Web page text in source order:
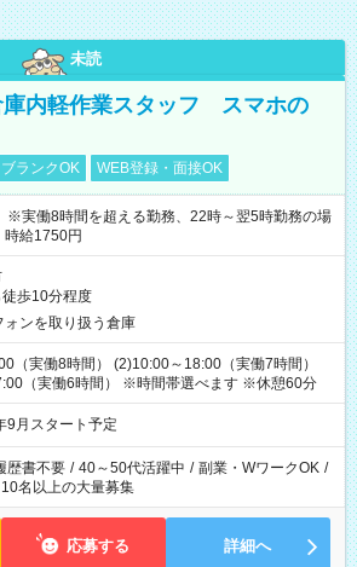
未読
庫内軽作業スタッフ スマホの
ブランクOK WEB登録・面接OK
実働8時間を超える勤務、22時～翌5時勤務の場
給1750円
歩10分程度
ォンを取り扱う倉庫
（実働8時間） (2)10:00～18:00（実働7時間）
（実働6時間） ※時間帯選べます ※休憩60分
月スタート予定
歴書不要 / 40～50代活躍中 / 副業・WワークOK /
10名以上の大量募集
応募する 詳細へ